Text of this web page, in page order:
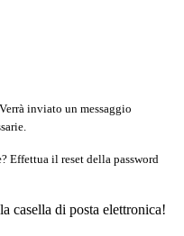
Verrà inviato un messaggio
Effettua il reset della password
casella di posta elettronica!